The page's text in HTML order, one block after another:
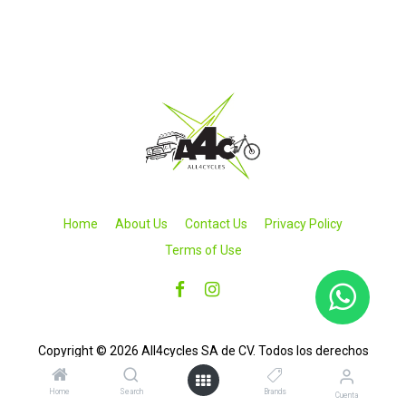
Home Search Brands Cuenta
Home About Us Contact Us
Privacy Policy
Terms of Use
Copyright © 2026 All4cycles SA de CV. Todos los derechos
reservados.